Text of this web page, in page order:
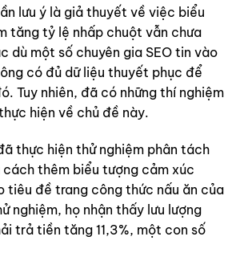
lưu ý là giả thuyết về việc biểu
tăng tỷ lệ nhấp chuột vẫn chưa
dù một số chuyên gia SEO tin vào
có đủ dữ liệu thuyết phục để
Tuy nhiên, đã có những thí nghiệm
hiện về chủ đề này.
thực hiện thử nghiệm phân tách
cách thêm biểu tượng cảm xúc
tiêu đề trang công thức nấu ăn của
nghiệm, họ nhận thấy lưu lượng
trả tiền tăng 11,3%, một con số